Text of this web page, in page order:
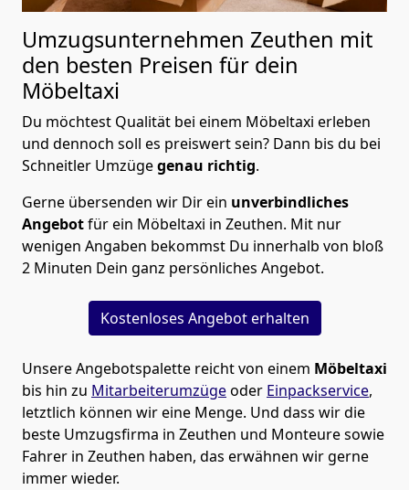
Umzugsunternehmen Zeuthen mit
den besten Preisen für dein
Möbeltaxi
Du möchtest Qualität bei einem Möbeltaxi erleben
und dennoch soll es preiswert sein? Dann bis du bei
Schneitler Umzügegenau richtig.
Gerne übersenden wir Dir ein unverbindliches
Angebotfür ein Möbeltaxi in Zeuthen. Mit nur
wenigen Angaben bekommst Du innerhalb von bloß
2 Minuten Dein ganz persönliches Angebot.
Kostenloses Angebot erhalten
Unsere Angebotspalette reicht von einem Möbeltaxi
bis hin zu Mitarbeiterumzügeoder Einpackservice,
letztlich können wir eine Menge. Und dass wir die
beste Umzugsfirma in Zeuthen und Monteure sowie
Fahrer in Zeuthen haben, das erwähnen wir gerne
immer wieder.